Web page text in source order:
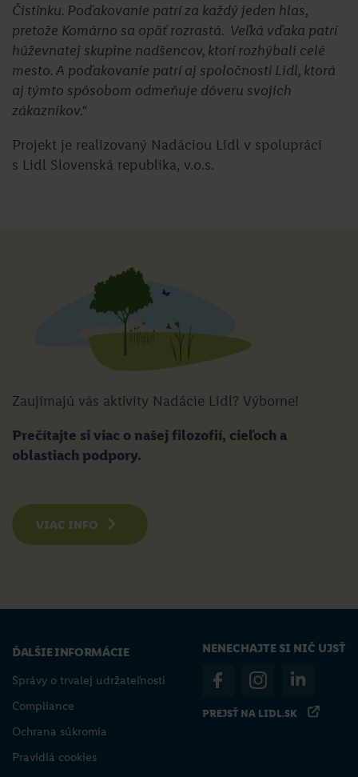
Čistinku. Poďakovanie patrí za každý jeden hlas,
pretože Komárno sa opäť rozrastá. Veľká vďaka patrí
húževnatej skupine nadšencov, ktorí rozhýbali celé
mesto. A poďakovanie patrí aj spoločnosti Lidl, ktorá
aj týmto spôsobom odmeňuje dôveru svojich
zákazníkov.“
Projekt je realizovaný Nadáciou Lidl v spolupráci
s Lidl Slovenská republika, v.o.s.
Zaujímajú vás aktivity Nadácie Lidl? Výborne!
Prečítajte si viac o našej filozofií, cieľoch a
oblastiach podpory.
VIAC INFO
ĎALŠIE INFORMÁCIE
Správy o trvalej udržateľnosti
Compliance
Ochrana súkromia
Pravidlá cookies
NENECHAJTE SI NIČ UJSŤ
PREJSŤ NA LIDL.SK